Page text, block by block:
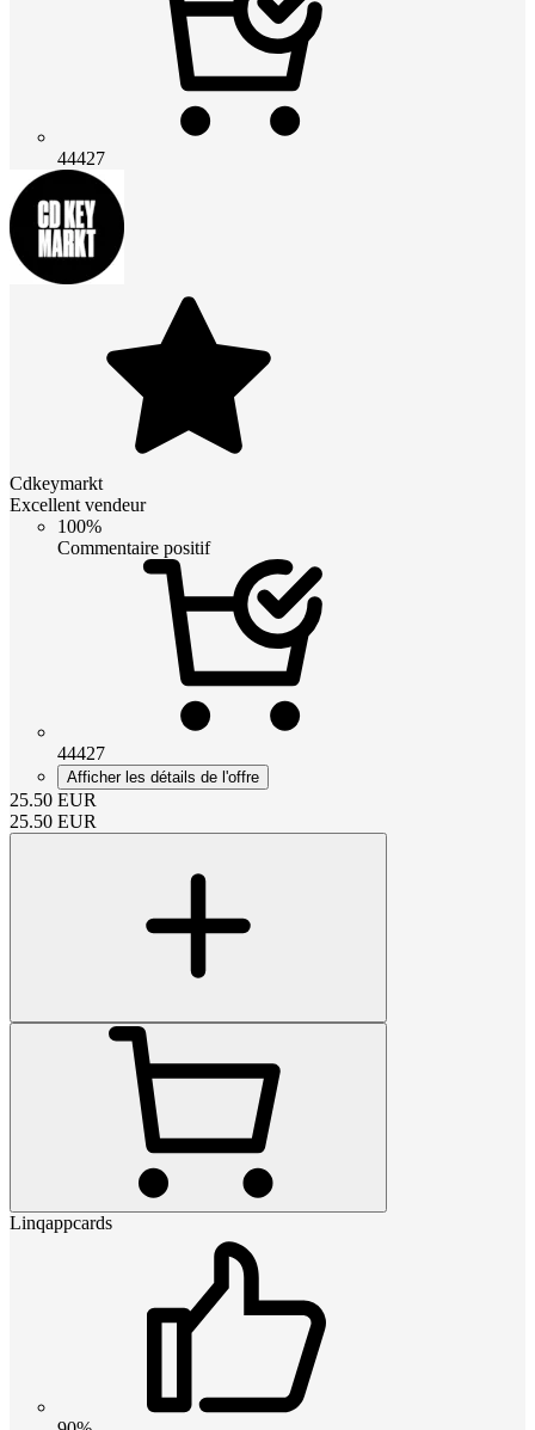
44427
Cdkeymarkt
Excellent vendeur
100%
Commentaire positif
44427
Afficher les détails de l'offre
25.50 EUR
25.50 EUR
Linqappcards